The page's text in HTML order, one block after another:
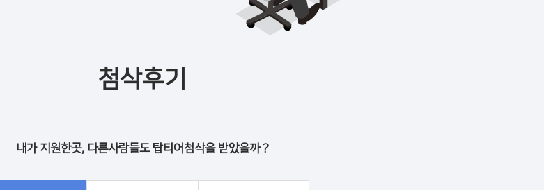
첨삭후기
내가 지원한곳, 다른사람들도 탑티어첨삭을 받았을까 ?